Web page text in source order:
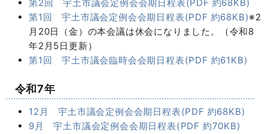
第2回 宇土市議会定例会会期日程表(PDF 約68KB)
第1回 宇土市議会定例会会期日程表(PDF 約68KB)※2
月20日（金）の本会議は休会になりました。（令和8
年2月5日更新）
第1回 宇土市議会臨時会会期日程表(PDF 約61KB)
令和7年
12月 宇土市議会定例会会期日程表(PDF 約68KB)
9月 宇土市議会定例会会期日程表(PDF 約70KB)